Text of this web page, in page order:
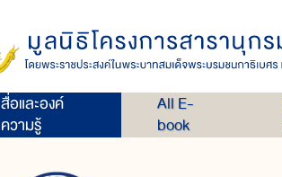
สื่อและองค์
ความรู้
All E-
book